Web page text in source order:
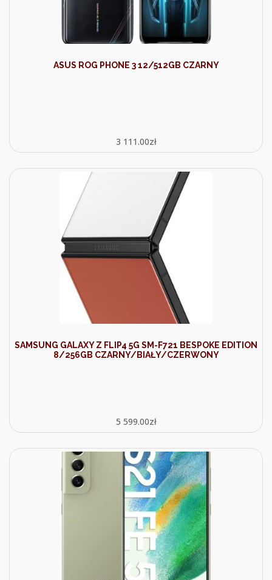
ASUS ROG PHONE 3 12/512GB CZARNY
3 111.00zł
SAMSUNG GALAXY Z FLIP4 5G SM-F721 BESPOKE EDITION
8/256GB CZARNY/BIAŁY/CZERWONY
5 599.00zł